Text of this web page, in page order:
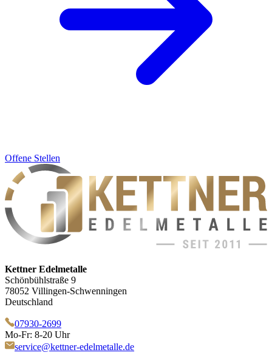
Offene Stellen
Kettner Edelmetalle
Schönbühlstraße 9
78052 Villingen-Schwenningen
Deutschland
07930-2699
Mo-Fr: 8-20 Uhr
service@kettner-edelmetalle.de